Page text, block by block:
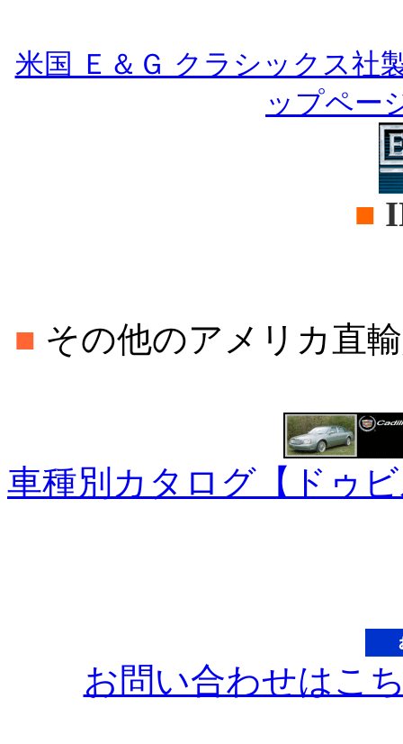
米国 Ｅ＆Ｇ クラシックス社
ップペー
■
■ その他のアメリカ直
車種別カタログ【ドゥ
お問い合わせはこ